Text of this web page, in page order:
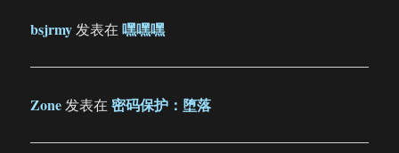
bsjrmy发表在嘿嘿嘿
Zone发表在密码保护：堕落